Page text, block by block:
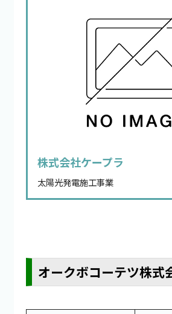
株式会社ケープラ
太陽光発電施工事業
オークボコーテツ株式